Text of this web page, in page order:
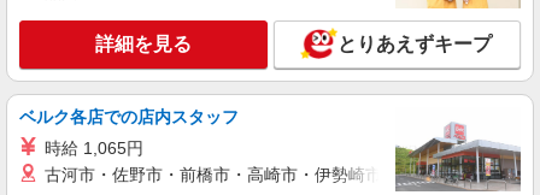
株式会社バイトレ（ADM815367）
【迷ったらコレ】箱に入れるだけ♪モクモク軽
時給1266円（就業先により異なる）
茨城県土浦市
詳細を見る とりあえずキープ
ベルク各店での店内スタッフ
時給 1,065円
古河市・佐野市・前橋市・高崎市・伊勢崎市・太田市・館林市